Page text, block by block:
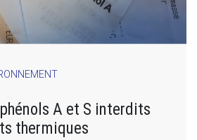
A et S interdits
thermiques